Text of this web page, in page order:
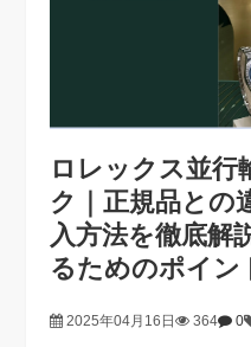
ロレックス並行
ク｜正規品との
入方法を徹底解
るためのポイン
2025年04月16日 364 0